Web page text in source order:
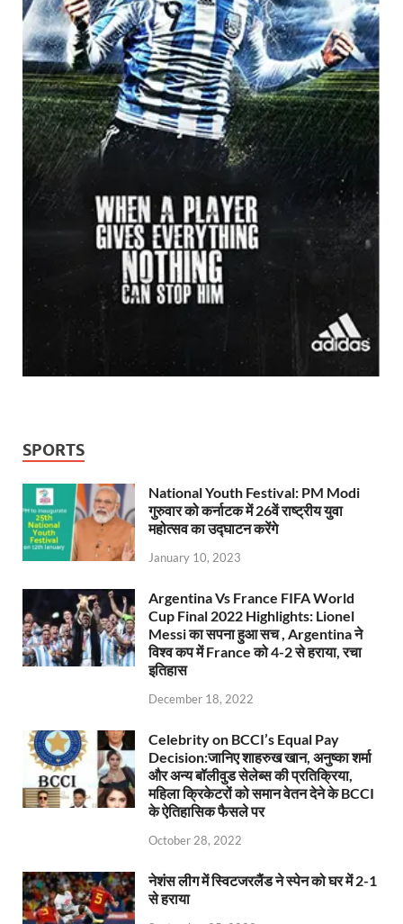
SPORTS
National Youth Festival: PM Modi
गुरुवार को कर्नाटक में 26वें राष्ट्रीय युवा
महोत्सव का उद्घाटन करेंगे
January 10, 2023
Argentina Vs France FIFA World
Cup Final 2022 Highlights: Lionel
Messi का सपना हुआ सच , Argentina ने
विश्व कप में France को 4-2 से हराया, रचा
इतिहास
December 18, 2022
Celebrity on BCCI’s Equal Pay
Decision:जानिए शाहरुख खान, अनुष्का शर्मा
और अन्य बॉलीवुड सेलेब्स की प्रतिक्रिया,
महिला क्रिकेटरों को समान वेतन देने के BCCI
के ऐतिहासिक फैसले पर
October 28, 2022
नेशंस लीग में स्विटजरलैंड ने स्पेन को घर में 2-1
से हराया